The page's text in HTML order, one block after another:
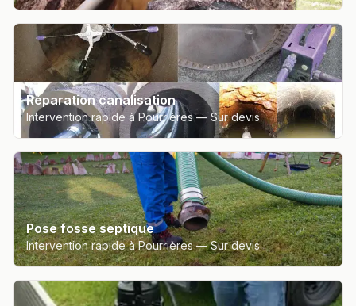
Réparation canalisation
Intervention rapide à Pourrières —Sur devis
Pose fosse septique
Intervention rapide à Pourrières —Sur devis